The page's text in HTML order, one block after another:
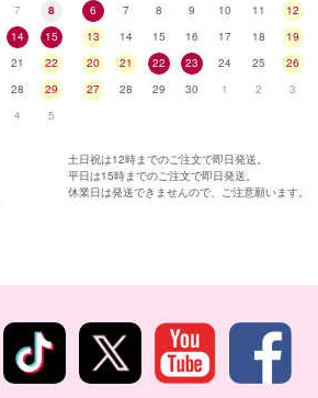
7
8
14
15
21
22
28
29
4 5
6
7 8 9 10 11
12
13
14 15 16 17 18
19
20
21 22 23 24 25
26
27
28 29 30 1 2 3
土日祝は12時までのご注文で即日発送。
平日は15時までのご注文で即日発送。
休業日は発送できませんので、ご注意願います。